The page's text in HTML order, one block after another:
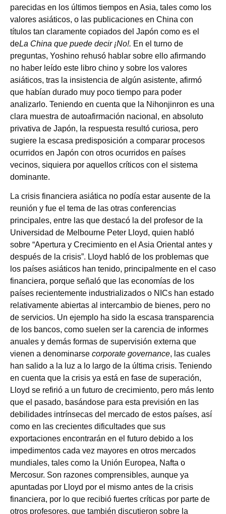
parecidas en los últimos tiempos en Asia, tales como los
valores asiáticos, o las publicaciones en China con
títulos tan claramente copiados del Japón como es el
deLa China que puede decir ¡No!. En el turno de
preguntas, Yoshino rehusó hablar sobre ello afirmando
no haber leído este libro chino y sobre los valores
asiáticos, tras la insistencia de algún asistente, afirmó
que habían durado muy poco tiempo para poder
analizarlo. Teniendo en cuenta que la Nihonjinron es una
clara muestra de autoafirmación nacional, en absoluto
privativa de Japón, la respuesta resultó curiosa, pero
sugiere la escasa predisposición a comparar procesos
ocurridos en Japón con otros ocurridos en países
vecinos, siquiera por aquellos críticos con el sistema
dominante.
La crisis financiera asiática no podía estar ausente de la
reunión y fue el tema de las otras conferencias
principales, entre las que destacó la del profesor de la
Universidad de Melbourne Peter Lloyd, quien habló
sobre “Apertura y Crecimiento en el Asia Oriental antes y
después de la crisis”. Lloyd habló de los problemas que
los países asiáticos han tenido, principalmente en el caso
financiera, porque señaló que las economías de los
países recientemente industrializados o NICs han estado
relativamente abiertas al intercambio de bienes, pero no
de servicios. Un ejemplo ha sido la escasa transparencia
de los bancos, como suelen ser la carencia de informes
anuales y demás formas de supervisión externa que
vienen a denominarse corporate governance, las cuales
han salido a la luz a lo largo de la última crisis. Teniendo
en cuenta que la crisis ya está en fase de superación,
Lloyd se refirió a un futuro de crecimiento, pero más lento
que el pasado, basándose para esta previsión en las
debilidades intrínsecas del mercado de estos países, así
como en las crecientes dificultades que sus
exportaciones encontrarán en el futuro debido a los
impedimentos cada vez mayores en otros mercados
mundiales, tales como la Unión Europea, Nafta o
Mercosur. Son razones comprensibles, aunque ya
apuntadas por Lloyd por el mismo antes de la crisis
financiera, por lo que recibió fuertes críticas por parte de
otros profesores, que también discutieron sobre la